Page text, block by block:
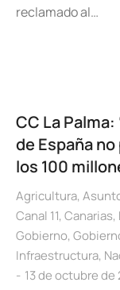
reclamado al…
CC La
de España
los 100
Agricultura,
Canal 11, Canarias,
Gobierno,
Infraestructura,
13 de octubre de